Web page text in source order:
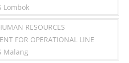
Lombok
RESOURCES
FOR OPERATIONAL LINE
Malang